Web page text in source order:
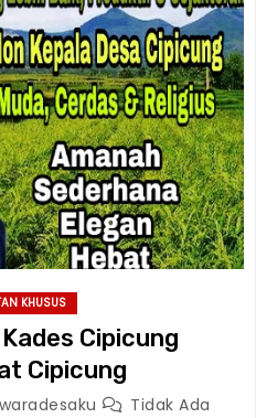
KHUSUS
Cipicung
Cipicung
Tidak Ada